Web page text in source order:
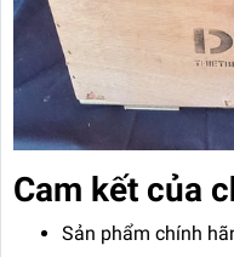
Cam kết của
Sản phẩm chính